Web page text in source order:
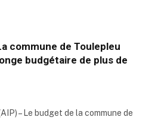
commune de Toulepleu
budgétaire de plus de
– Le budget de la commune de